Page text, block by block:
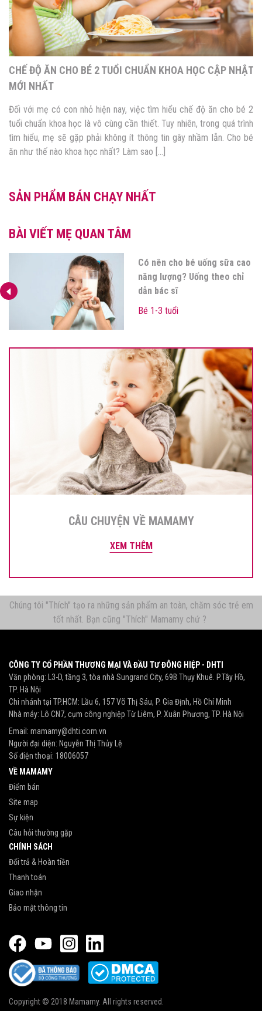
11 LOẠI ĐỒ ĂN CHO BÉ 2 TUỔI NGON MIỆNG, TĂNG CÂN
KHỎE MẠNH!
Đồ ăn cho bé 2 tuổi gồm nhiều món rất đơn giản và dễ làm. Vì ở độ
tuổi này, bé đã có thể ăn gần như giống mọi thứ với người lớn. Mẹ
có thể tham khảo một vài món ăn được gợi ý trong bài viết dưới
đây. 1. Chế độ ăn của […]
SẢN PHẨM BÁN CHẠY NHẤT
BÀI VIẾT MẸ QUAN TÂM
Cho trẻ ăn yến sào đúng
cách, lợi ích bất ngờ!
Bé 0-12 tháng
CÂU CHUYỆN VỀ MAMAMY
XEM THÊM
Chúng tôi "Thích" tạo ra những sản phẩm an toàn, chăm sóc trẻ em
tốt nhất. Bạn cũng "Thích" Mamamy chứ ?
CÔNG TY CỔ PHẦN THƯƠNG MẠI VÀ ĐẦU TƯ ĐÔNG HIỆP - DHTI
Văn phòng: L3-D, tầng 3, tòa nhà Sungrand City, 69B Thụy Khuê. P.Tây Hồ,
TP. Hà Nội
Chi nhánh tại TP.HCM: Lầu 6, 157 Võ Thị Sáu, P. Gia Định, Hồ Chí Minh
Nhà máy: Lô CN7, cụm công nghiệp Từ Liêm, P. Xuân Phương, TP. Hà Nội
Email: mamamy@dhti.com.vn
Người đại diện: Nguyễn Thị Thủy Lệ
Số điện thoại: 18006057
VỀ MAMAMY
Điểm bán
Site map
Sự kiện
Câu hỏi thường gặp
CHÍNH SÁCH
Đổi trả & Hoàn tiền
Thanh toán
Giao nhận
Bảo mật thông tin
Copyright © 2018 Mamamy. All rights reserved.